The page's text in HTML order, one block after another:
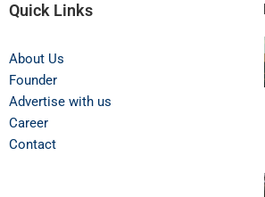
Quick Links
About Us
Founder
Advertise with us
Career
Contact